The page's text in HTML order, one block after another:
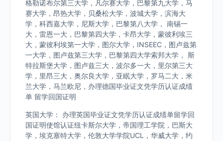
格勒诺布尔第三大学，凡尔赛大学，巴黎第九大学，马
赛大学，昂热大学，贝桑松大学，波城大学，滨海大
学，科西嘉大学，尼斯大学，巴黎第八大学， 南锡一
大，雷恩一大，巴黎第四大学，卡昂大学，蒙彼利埃三
大，蒙彼利埃第一大学，图尔大学，INSEEC，图卢兹第
一大学，图卢兹第三大学，巴黎第四大学索邦大学， 斯
特拉斯堡大学，图卢兹三大，波尔多一大，里尔第三大
学，里昂三大，奥尔良大学，亚眠大学，罗马二大，米
兰大学，马兰欧尼，办理德国毕业证文凭学历认证成绩
单 留学回国证明
英国大学： 办理英国毕业证文凭学历认证成绩单留学回
国证明使馆认证纽卡斯尔大学，帝国理工学院，巴斯大
学，埃克塞特大学，伦敦大学学院UCL，华威大学，约